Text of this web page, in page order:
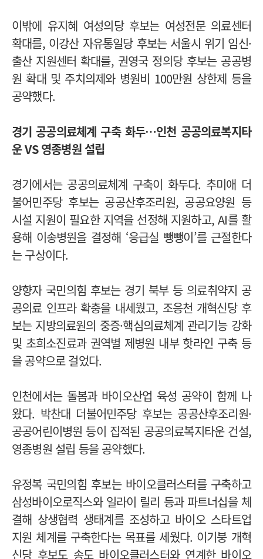
이밖에 유지혜 여성의당 후보는 여성전문 의료센터
확대를, 이강산 자유통일당 후보는 서울시 위기 임신·
출산 지원센터 확대를, 권영국 정의당 후보는 공공병
원 확대 및 주치의제와 병원비 100만원 상한제 등을
공약했다.
경기 공공의료체계 구축 화두…인천 공공의료복지타
운 VS 영종병원 설립
경기에서는 공공의료체계 구축이 화두다. 추미애 더
불어민주당 후보는 공공산후조리원, 공공요양원 등
시설 지원이 필요한 지역을 선정해 지원하고, AI를 활
용해 이송병원을 결정해 ‘응급실 뺑뺑이’를 근절한다
는 구상이다.
양향자 국민의힘 후보는 경기 북부 등 의료취약지 공
공의료 인프라 확충을 내세웠고, 조응천 개혁신당 후
보는 지방의료원의 중증·핵심의료체계 관리기능 강화
및 초희소진료과 권역별 제병원 내부 핫라인 구축 등
을 공약으로 걸었다.
인천에서는 돌봄과 바이오산업 육성 공약이 함께 나
왔다. 박찬대 더불어민주당 후보는 공공산후조리원·
공공어린이병원 등이 집적된 공공의료복지타운 건설,
영종병원 설립 등을 공약했다.
유정복 국민의힘 후보는 바이오클러스터를 구축하고
삼성바이오로직스와 일라이 릴리 등과 파트너십을 체
결해 상생협력 생태계를 조성하고 바이오 스타트업
지원 체계를 구축한다는 목표를 세웠다. 이기붕 개혁
신당 후보도 송도 바이오클러스터와 연계한 바이오